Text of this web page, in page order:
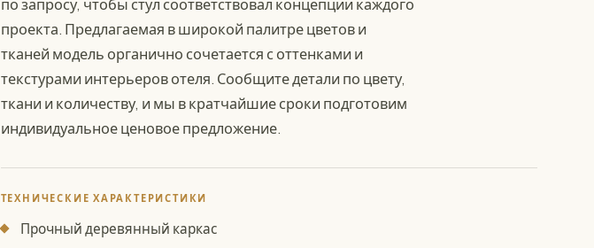
по запросу, чтобы стул соответствовал концепции каждого
проекта. Предлагаемая в широкой палитре цветов и
тканей модель органично сочетается с оттенками и
текстурами интерьеров отеля. Сообщите детали по цвету,
ткани и количеству, и мы в кратчайшие сроки подготовим
индивидуальное ценовое предложение.
ТЕХНИЧЕСКИЕ ХАРАКТЕРИСТИКИ
Прочный деревянный каркас